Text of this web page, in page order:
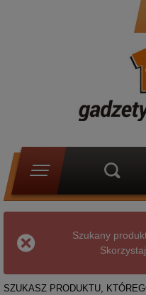
Szukany
SZUKASZ PRODUKTU,